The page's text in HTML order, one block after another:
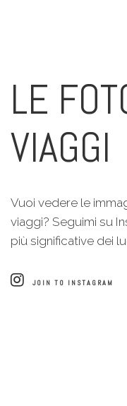
LE
VIAGGI
Vuoi vedere le
viaggi? Seguimi su
più significative dei
JOIN TO INSTAGRAM